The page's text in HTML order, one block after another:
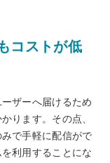
コストが低
ザーへ届けるため
ります。その点、
で手軽に配信がで
利用することにな